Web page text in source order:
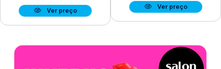
Ver preço
Ver preço